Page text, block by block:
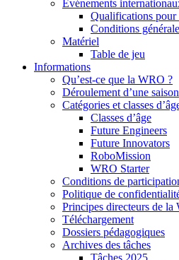
Événements
Qualifications pour
Conditions
Matériel
Table de jeu
Informations
Qu’est-ce que la WRO ?
Déroulement d’une saison
Catégories et classes
Classes d’âge
Future Engineers
Future Innovators
RoboMission
WRO Starter
Conditions de
Politique de
Principes directeurs de la
Téléchargement
Dossiers pédagogiques
Archives des tâches
Tâches 2025